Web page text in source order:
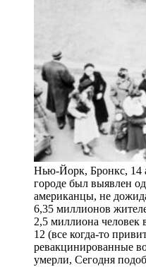
Нью-Йорк, Бронкс, 14
городе был выявлен
американцы, не
6,35 миллионов
2,5 миллиона человек
12 (все когда-то
ревакцинированные
умерли, Сегодня